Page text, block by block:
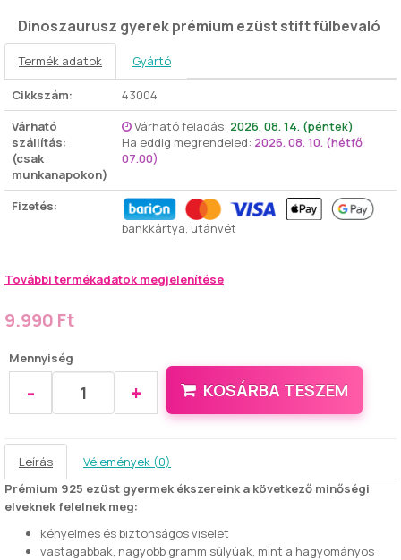
Dinoszaurusz gyerek prémium ezüst stift fülbevaló
Termék adatok Gyártó
Cikkszám:
43004
Várható
szállítás:
(csak
munkanapokon)
Várható feladás: 2026. 08. 14. (péntek)
Ha eddig megrendeled: 2026. 08. 10. (hétfő
07.00)
Fizetés:
bankkártya, utánvét
További termékadatok megjelenítése
9.990 Ft
Mennyiség
- + KOSÁRBA TESZEM
Leírás
Vélemények (0)
Prémium 925 ezüst gyermek ékszereink a következő minőségi
elveknek felelnek meg:
kényelmes és biztonságos viselet
vastagabbak, nagyobb gramm súlyúak, mint a hagyományos